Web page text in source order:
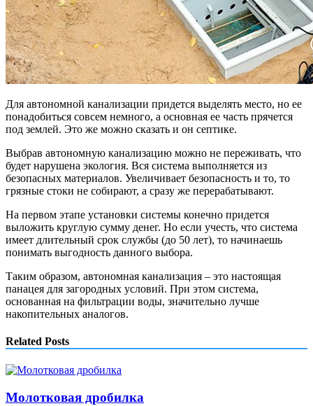
Для автономной канализации придется выделять место, но ее
понадобиться совсем немного, а основная ее часть прячется
под землей. Это же можно сказать и он септике.
Выбрав автономную канализацию можно не переживать, что
будет нарушена экология. Вся система выполняется из
безопасных материалов. Увеличивает безопасность и то, то
грязные стоки не собирают, а сразу же перерабатывают.
На первом этапе установки системы конечно придется
выложить круглую сумму денег. Но если учесть, что система
имеет длительный срок службы (до 50 лет), то начинаешь
понимать выгодность данного выбора.
Таким образом, автономная канализация – это настоящая
панацея для загородных условий. При этом система,
основанная на фильтрации воды, значительно лучше
накопительных аналогов.
Related Posts
Молотковая дробилка